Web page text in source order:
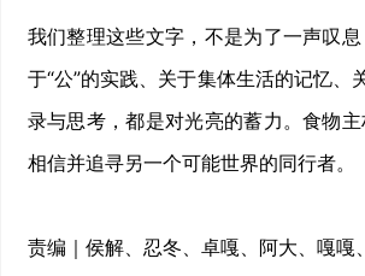
我们整理这些文字，不是为了一声叹
于“公”的实践、关于集体生活的记忆
录与思考，都是对光亮的蓄力。食物
相信并追寻另一个可能世界的同行者。
责编｜侯解、忍冬、卓嘎、阿大、嘎嘎